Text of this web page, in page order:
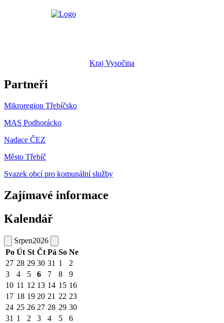
Kraj Vysočina
Partneři
Mikroregion Třebíčsko
MAS Podhorácko
Nadace ČEZ
Město Třebíč
Svazek obcí pro komunální služby
Zajímavé informace
Kalendář
Srpen2026
Po Út St Čt Pá So Ne
27 28 29 30 31 1
2
3
4 5 6 7 8
9
10 11 12 13 14 15 16
17 18 19 20 21 22 23
24 25 26 27 28 29 30
31 1 2 3 4 5 6